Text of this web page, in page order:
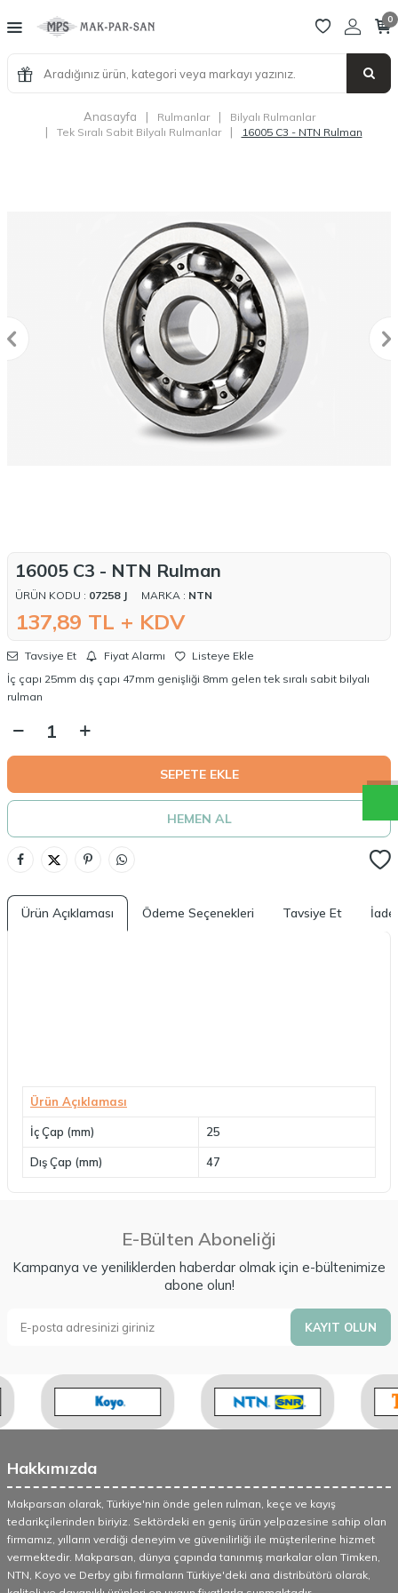
W
h
a
t
a
p
p
D
e
s
t
e
H
a
t
t
0
Anasayfa | Rulmanlar | Bilyalı Rulmanlar
| Tek Sıralı Sabit Bilyalı Rulmanlar | 16005 C3 - NTN Rulman
16005 C3 - NTN Rulman
ÜRÜN KODU : 07258 J MARKA : NTN
137,89 TL + KDV
Tavsiye Et Fiyat Alarmı
Listeye Ekle
İç çapı 25mm dış çapı 47mm genişliği 8mm gelen tek sıralı sabit bilyalı
rulman
SEPETE EKLE
HEMEN AL
Ürün Açıklaması Ödeme Seçenekleri Tavsiye Et İade
Ürün Açıklaması
İç Çap (mm) 25
Dış Çap (mm) 47
E-Bülten Aboneliği
Kampanya ve yeniliklerden haberdar olmak için e-bültenimize
abone olun!
KAYIT OLUN
Hakkımızda
Makparsan olarak, Türkiye'nin önde gelen rulman, keçe ve kayış
tedarikçilerinden biriyiz. Sektördeki en geniş ürün yelpazesine sahip olan
firmamız, yılların verdiği deneyim ve güvenilirliği ile müşterilerine hizmet
vermektedir. Makparsan, dünya çapında tanınmış markalar olan Timken,
NTN, Koyo ve Derby gibi firmaların Türkiye'deki ana distribütörü olarak,